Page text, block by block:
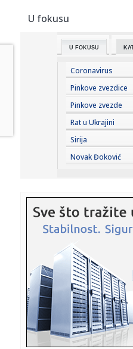
23:33:
23:27:
Pre
23:23:Lavlje srce
sr...
23:22:Moskvu čeka
se meteo...
23:21:Betis očitao
23:09: KECMANOVIĆ
set, pa poklekao...
23:06:
23:01:Slučaj Huse B.
23:01:Recept za
peku (VID...
23:01:Antonio
U fokusu
U FOKUSU
Coronavirus
Pinkove zvezdice
Pinkove zvezde
Rat u Ukrajini
Sirija
Novak Đoković